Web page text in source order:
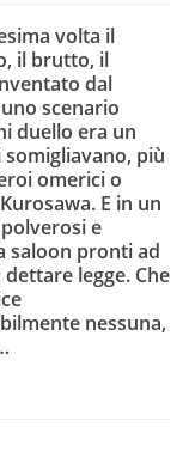
volta il
il brutto, il
dal
scenario
duello era un
più
omerici o
E in un
e
saloon pronti ad
legge. Che
nessuna,